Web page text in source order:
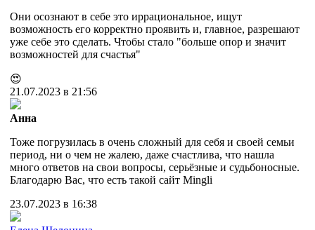
Они осознают в себе это иррациональное, ищут
возможность его корректно проявить и, главное, разрешают
уже себе это сделать. Чтобы стало "больше опор и значит
возможностей для счастья"
😍
21.07.2023 в 21:56
Анна
Тоже погрузилась в очень сложный для себя и своей семьи
период, ни о чем не жалею, даже счастлива, что нашла
много ответов на свои вопросы, серьёзные и судьбоносные.
Благодарю Вас, что есть такой сайт Mingli
23.07.2023 в 16:38